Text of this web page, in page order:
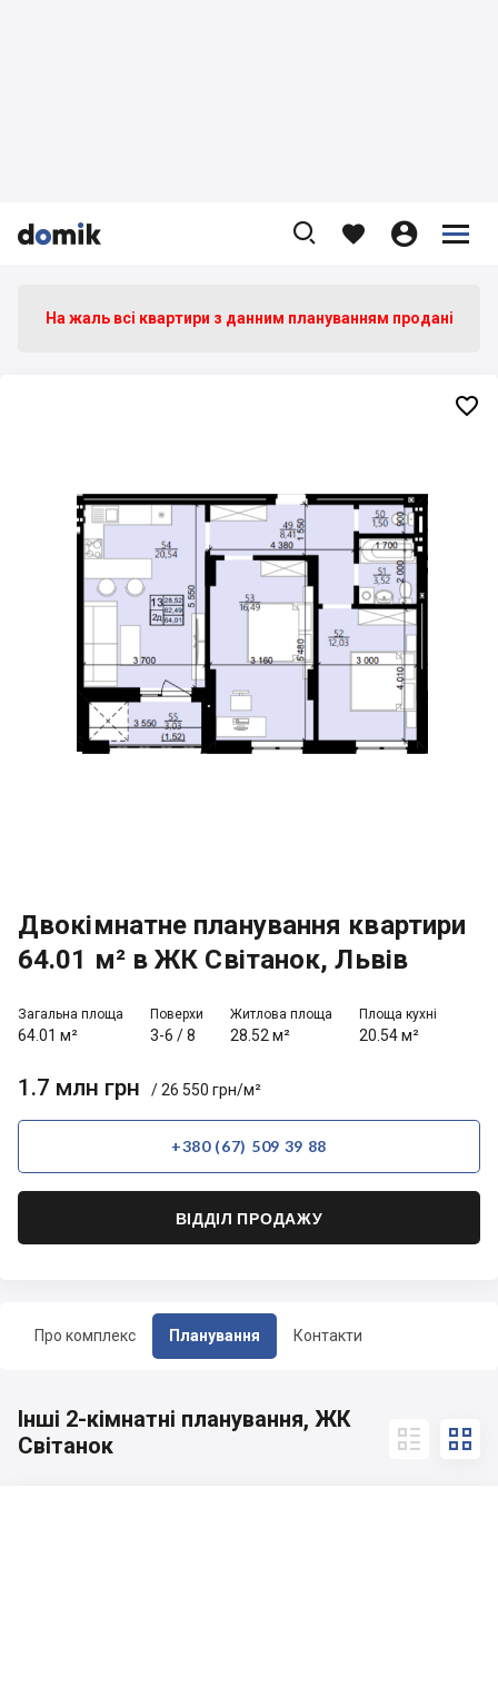


    


Про комплекс Планування Контакти
На жаль всі квартири з данним плануванням продані
Двокімнатне планування квартири
64.01 м² в ЖК Світанок, Львів
Загальна площа
64.01 м²
Поверхи
3-6 /8
Житлова площа
28.52 м²
Площа кухні
20.54 м²
1.7 млн грн / 26 550 грн/м²
+380 (67) 509 39 88
ВІДДІЛ ПРОДАЖУ

Інші 2-кімнатні планування, ЖК
Світанок
 